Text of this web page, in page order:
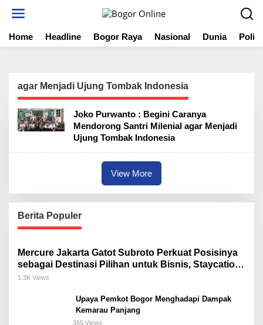
t
Home Headline Bogor Raya Nasional Dunia
agar Menjadi Ujung Tombak Indonesia
Joko Purwanto : Begini Caranya
Mendorong Santri Milenial agar Menjadi
Ujung Tombak Indonesia
View More
Berita Populer
Mercure Jakarta Gatot Subroto Perkuat Posisinya
sebagai Destinasi Pilihan untuk Bisnis, Staycation,
Meeting, dan Kuliner di Jakarta Selatan
1.3K Views
Upaya Pemkot Bogor Menghadapi Dampak
Kemarau Panjang
365 Views